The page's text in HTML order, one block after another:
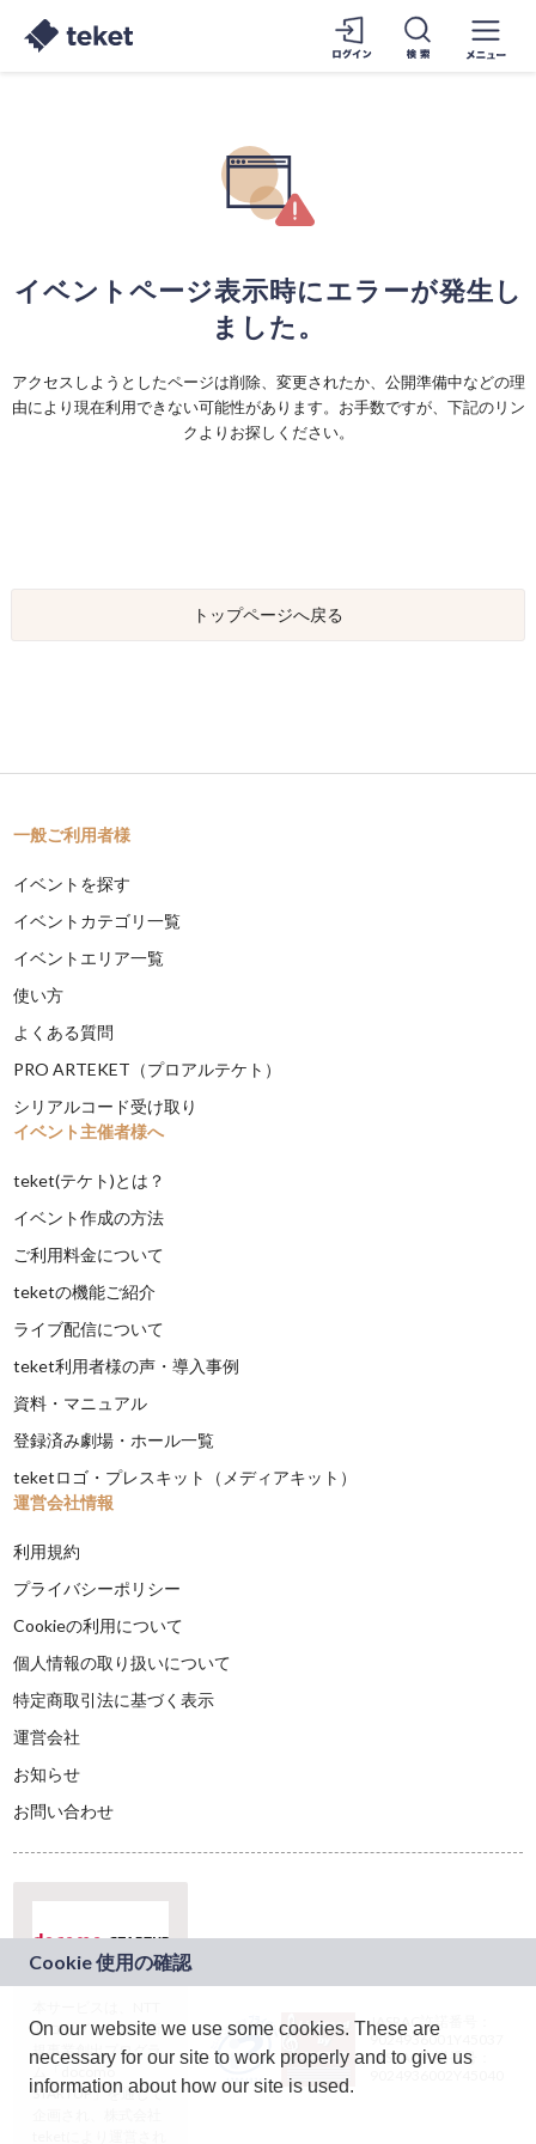
イベントページ表示時にエラーが発生し
ました。
アクセスしようとしたページは削除、変更されたか、公開準備中などの理
由により現在利用できない可能性があります。お手数ですが、下記のリン
クよりお探しください。
トップページへ戻る
一般ご利用者様
イベントを探す
イベントカテゴリ一覧
イベントエリア一覧
使い方
よくある質問
PRO ARTEKET（プロアルテケト）
シリアルコード受け取り
イベント主催者様へ
teket(テケト)とは？
イベント作成の方法
ご利用料金について
teketの機能ご紹介
ライブ配信について
teket利用者様の声・導入事例
資料・マニュアル
登録済み劇場・ホール一覧
teketロゴ・プレスキット（メディアキット）
運営会社情報
利用規約
プライバシーポリシー
Cookieの利用について
個人情報の取り扱いについて
特定商取引法に基づく表示
運営会社
お知らせ
お問い合わせ
ドコモグループの新
規事業創出プログラ
ム「docomo
STARTUP」を通じて
JASRAC許諾番号：
9024936001Y45037
JASRAC許諾番号：
On our website we use some cookies. These are
necessary for our site to work properly and to give us
information about how our site is used.